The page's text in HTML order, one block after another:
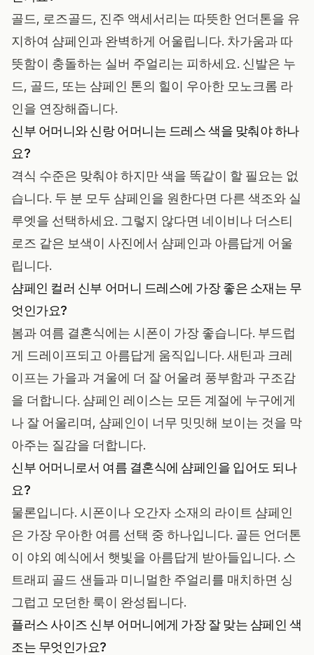
골드, 로즈골드, 진주 액세서리는 따뜻한 언더톤을 유
지하여 샴페인과 완벽하게 어울립니다. 차가움과 따
뜻함이 충돌하는 실버 주얼리는 피하세요. 신발은 누
드, 골드, 또는 샴페인 톤의 힐이 우아한 모노크롬 라
인을 연장해줍니다.
신부 어머니와 신랑 어머니는 드레스 색을 맞춰야 하나
요?
격식 수준은 맞춰야 하지만 색을 똑같이 할 필요는 없
습니다. 두 분 모두 샴페인을 원한다면 다른 색조와 실
루엣을 선택하세요. 그렇지 않다면 네이비 나 더스티
로즈 같은 보색이 사진에서 샴페인과 아름답게 어울
립니다.
샴페인 컬러 신부 어머니 드레스에 가장 좋은 소재는 무
엇인가요?
봄과 여름 결혼식에는 시폰이 가장 좋습니다. 부드럽
게 드레이프되고 아름답게 움직입니다. 새틴과 크레
이프는 가을과 겨울에 더 잘 어울려 풍부함과 구조감
을 더합니다. 샴페인 레이스는 모든 계절에 누구에게
나 잘 어울리며, 샴페인이 너무 밋밋해 보이는 것을 막
아주는 질감을 더합니다.
신부 어머니로서 여름 결혼식에 샴페인을 입어도 되나
요?
물론입니다. 시폰이나 오간자 소재의 라이트 샴페인
은 가장 우아한 여름 선택 중 하나입니다. 골든 언더톤
이 야외 예식에서 햇빛을 아름답게 받아들입니다. 스
트래피 골드 샌들과 미니멀한 주얼리를 매치하면 싱
그럽고 모던한 룩이 완성됩니다.
플러스 사이즈 신부 어머니에게 가장 잘 맞는 샴페인 색
조는 무엇인가요?